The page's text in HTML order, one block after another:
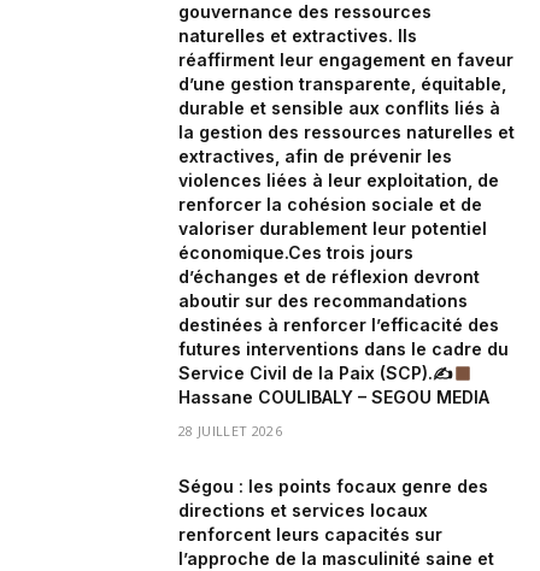
gouvernance des ressources
naturelles et extractives. Ils
réaffirment leur engagement en faveur
d’une gestion transparente, équitable,
durable et sensible aux conflits liés à
la gestion des ressources naturelles et
extractives, afin de prévenir les
violences liées à leur exploitation, de
renforcer la cohésion sociale et de
valoriser durablement leur potentiel
économique.Ces trois jours
d’échanges et de réflexion devront
aboutir sur des recommandations
destinées à renforcer l’efficacité des
futures interventions dans le cadre du
Service Civil de la Paix (SCP).✍
Hassane COULIBALY – SEGOU MEDIA
28 JUILLET 2026
Ségou : les points focaux genre des
directions et services locaux
renforcent leurs capacités sur
l’approche de la masculinité saine et